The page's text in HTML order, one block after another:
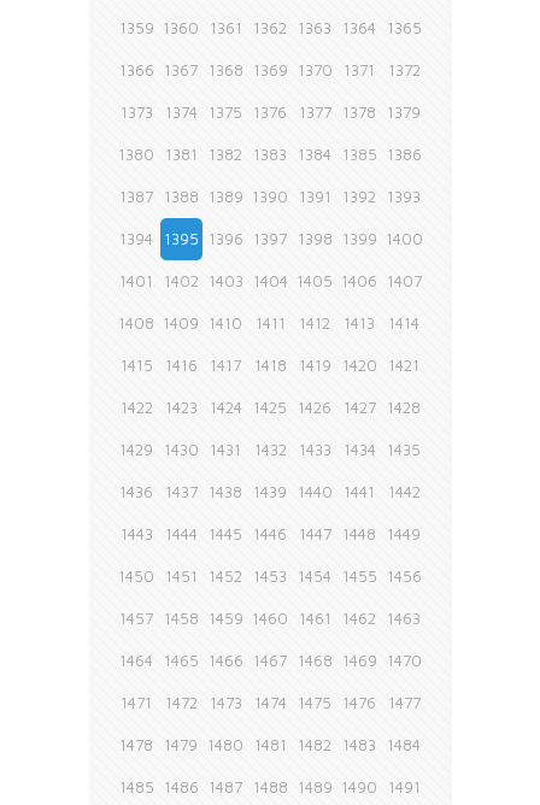
1359 1360 1361 1362 1363 1364 1365
1366 1367 1368 1369 1370 1371 1372
1373 1374 1375 1376 1377 1378 1379
1380 1381 1382 1383 1384 1385 1386
1387 1388 1389 1390 1391 1392 1393
1394 1395 1396 1397 1398 1399 1400
1401 1402 1403 1404 1405 1406 1407
1408 1409 1410 1411 1412 1413 1414
1415 1416 1417 1418 1419 1420 1421
1422 1423 1424 1425 1426 1427 1428
1429 1430 1431 1432 1433 1434 1435
1436 1437 1438 1439 1440 1441 1442
1443 1444 1445 1446 1447 1448 1449
1450 1451 1452 1453 1454 1455 1456
1457 1458 1459 1460 1461 1462 1463
1464 1465 1466 1467 1468 1469 1470
1471 1472 1473 1474 1475 1476 1477
1478 1479 1480 1481 1482 1483 1484
1485 1486 1487 1488 1489 1490 1491